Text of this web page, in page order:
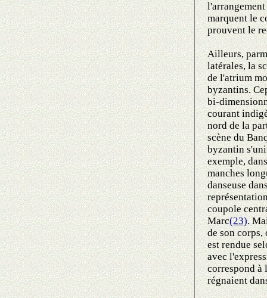
marquent le
prouvent le
Ailleurs,
latérales, la
de l'atrium
byzantins.
bi-
courant
nord de la
scène du
byzantin
exemple,
manches
danseuse
coupole
Marc(23).
de son corps,
est rendue
avec
correspond à
régnaient